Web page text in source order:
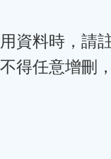
資料時，請
得任意增刪